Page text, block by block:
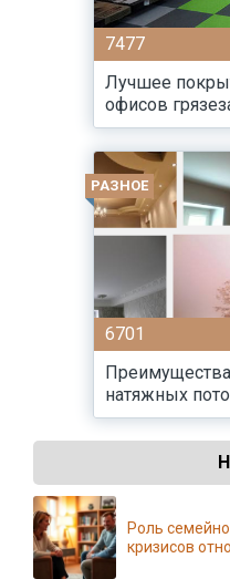
7477
Лучшее
офисов
РАЗНОЕ
6701
натяжных
Роль
кризисов